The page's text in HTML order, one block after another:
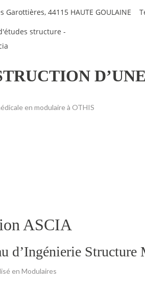
Garottières, 44115 HAUTE GOULAINE
ASCIA
d’Ingénierie Structure
en Modulaires